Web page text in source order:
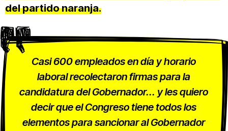
del partido naranja.
Casi 600 empleados en día y horario
laboral recolectaron firmas para la
candidatura del Gobernador... y les quiero
decir que el Congreso tiene todos los
elementos para sancionar al Gobernador